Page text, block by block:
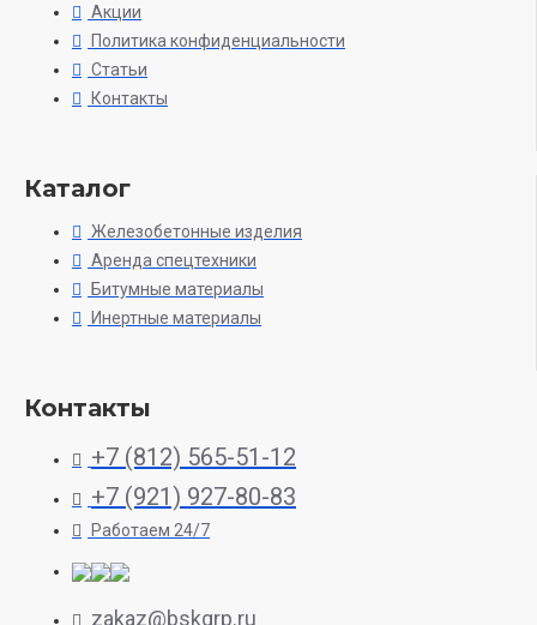
Акции
Политика конфиденциальности
Статьи
Контакты
Каталог
Железобетонные изделия
Аренда спецтехники
Битумные материалы
Инертные материалы
Контакты
+7 (812) 565-51-12
+7 (921) 927-80-83
Работаем 24/7
zakaz@bskgrp.ru